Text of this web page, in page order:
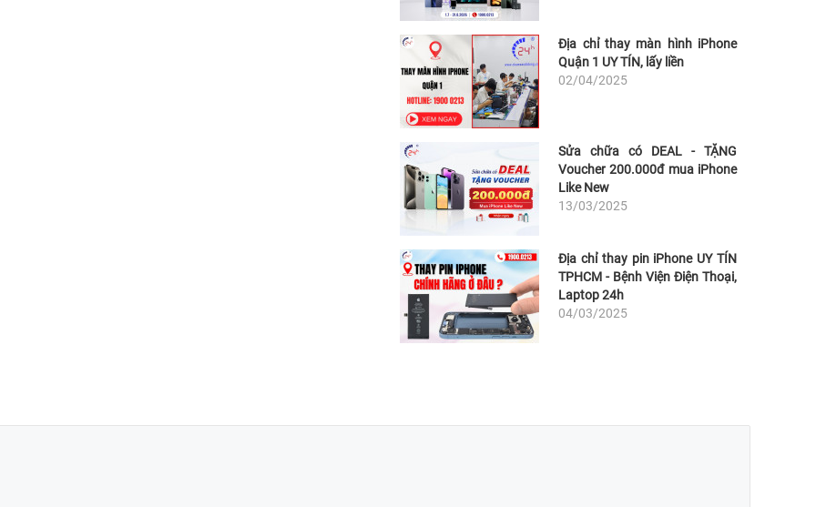
Địa chỉ thay màn hình iPhone
Quận 1 UY TÍN, lấy liền
02/04/2025
Sửa chữa có DEAL - TẶNG
Voucher 200.000đ mua iPhone
Like New
13/03/2025
Địa chỉ thay pin iPhone UY TÍN
TPHCM - Bệnh Viện Điện Thoại,
Laptop 24h
04/03/2025